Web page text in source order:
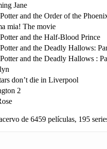
Jane
and the Order of the
mia! The movie
and the Half-Blood Prince
and the Deadly Hallows:
and the Deadly Hallows :
don’t die in Liverpool
2
de 6459 películas, 195